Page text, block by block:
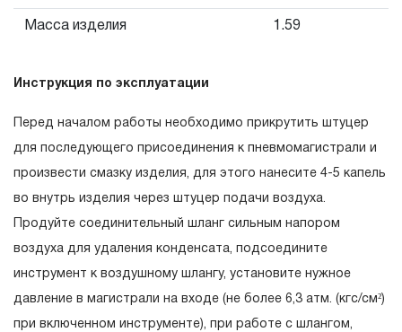
Масса изделия 1.59
Инструкция по эксплуатации
Перед началом работы необходимо прикрутить штуцер
для последующего присоединения к пневмомагистрали и
произвести смазку изделия, для этого нанесите 4-5 капель
во внутрь изделия через штуцер подачи воздуха.
Продуйте соединительный шланг сильным напором
воздуха для удаления конденсата, подсоедините
инструмент к воздушному шлангу, установите нужное
давление в магистрали на входе (не более 6,3 атм. (кгс/см²)
при включенном инструменте), при работе с шлангом,
и определен в 12-15 месяцев с начала использования
условиях эксплуатации инструмента гарантийный срок
может быть сокращен до одного месяца.
2.3 Начало гарантийного срока, начало эксплуатации
определяется по дате продажи, указанной в
гарантийном талоне продавцом инструмента или
документе, подтверждающим факт приобретения
изделия. В отдельных случаях, при реализации
продукции на промышленные предприятия, начало
гарантийного срока может исчисляться с момента
ввода инструмента в эксплуатацию, но не более 3-х